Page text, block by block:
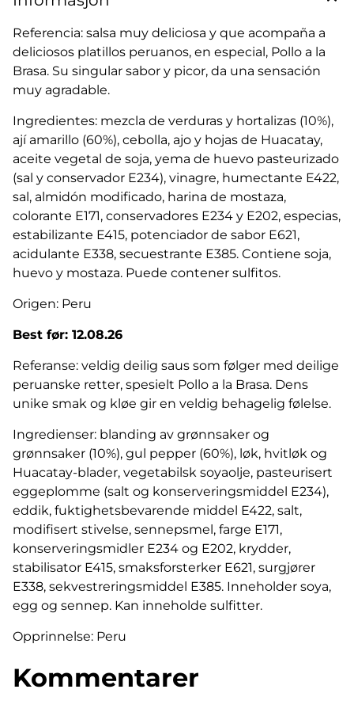
Referencia: salsa muy deliciosa y que acompaña a
deliciosos platillos peruanos, en especial, Pollo a la
Brasa. Su singular sabor y picor, da una sensación
muy agradable.
Ingredientes: mezcla de verduras y hortalizas (10%),
ají amarillo (60%), cebolla, ajo y hojas de Huacatay,
aceite vegetal de soja, yema de huevo pasteurizado
(sal y conservador E234), vinagre, humectante E422,
sal, almidón modificado, harina de mostaza,
colorante E171, conservadores E234 y E202, especias,
estabilizante E415, potenciador de sabor E621,
acidulante E338, secuestrante E385. Contiene soja,
huevo y mostaza. Puede contener sulfitos.
Origen: Peru
Best før: 12.08.26
Referanse: veldig deilig saus som følger med deilige
peruanske retter, spesielt Pollo a la Brasa. Dens
unike smak og kløe gir en veldig behagelig følelse.
Ingredienser: blanding av grønnsaker og
grønnsaker (10%), gul pepper (60%), løk, hvitløk og
Huacatay-blader, vegetabilsk soyaolje, pasteurisert
eggeplomme (salt og konserveringsmiddel E234),
eddik, fuktighetsbevarende middel E422, salt,
modifisert stivelse, sennepsmel, farge E171,
konserveringsmidler E234 og E202, krydder,
stabilisator E415, smaksforsterker E621, surgjører
E338, sekvestreringsmiddel E385. Inneholder soya,
egg og sennep. Kan inneholde sulfitter.
Opprinnelse: Peru
Kommentarer